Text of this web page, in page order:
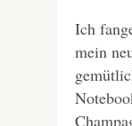
Ich
mein